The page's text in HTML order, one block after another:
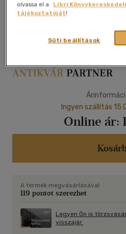
Kívánságlistához adom
Ingyen szállítás
Online ár:
A termék megvásárlásával
119 pontot szerezhet
Legyen Ön is
visszajár.
olvassa el a
Libri
tájékoztatóját!
Süti beállítások